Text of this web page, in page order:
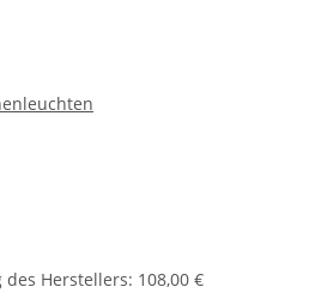
Herstellers: 108,00 €